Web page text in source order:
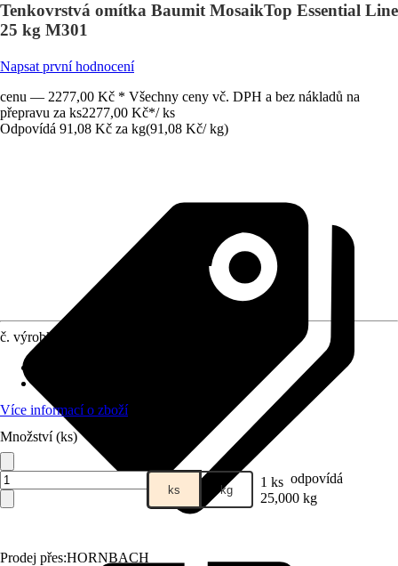
Tenkovrstvá omítka Baumit MosaikTop Essential Line
25 kg M301
Napsat první hodnocení
cenu — 2277,00 Kč * Všechny ceny vč. DPH a bez nákladů na
přepravu za ks2277,00 Kč*/ ks
Odpovídá 91,08 Kč za kg(91,08 Kč/ kg)
Prodej přes:HORNBACH
č. výrobku
Více informací o zboží
Množství (ks)
ks kg 1 ks odpovídá
25,000 kg